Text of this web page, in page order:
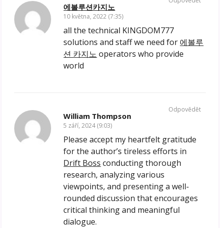
에볼루션카지노
10 května, 2022 (7:35)
all the technical KINGDOM777
solutions and staff we need for 에볼루
션 카지노 operators who provide
world
William Thompson
5 září, 2024 (9:03)
Please accept my heartfelt gratitude
for the author’s tireless efforts in
Drift Boss conducting thorough
research, analyzing various
viewpoints, and presenting a well-
rounded discussion that encourages
critical thinking and meaningful
dialogue.
Odpovědět